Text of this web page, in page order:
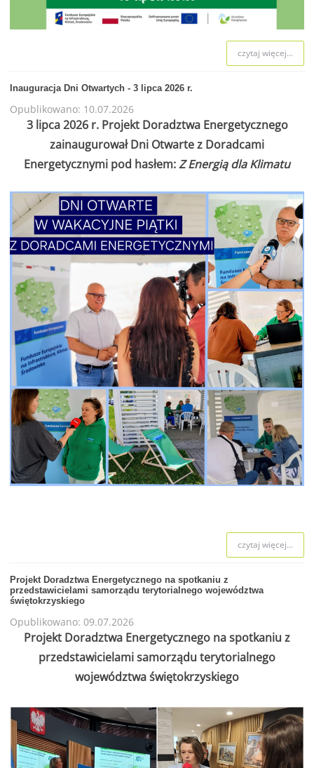
czytaj więcej...
Inauguracja Dni Otwartych - 3 lipca 2026 r.
Opublikowano: 10.07.2026
3 lipca 2026 r. Projekt Doradztwa Energetycznego
zainaugurował Dni Otwarte z Doradcami
Energetycznymi pod hasłem:Z Energią dla Klimatu
czytaj więcej...
Projekt Doradztwa Energetycznego na spotkaniu z
przedstawicielami samorządu terytorialnego województwa
świętokrzyskiego
Opublikowano: 09.07.2026
Projekt Doradztwa Energetycznego na spotkaniu z
przedstawicielami samorządu terytorialnego
województwa świętokrzyskiego